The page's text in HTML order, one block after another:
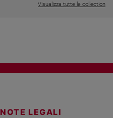
Visualizza tutte le collection
NOTE LEGALI